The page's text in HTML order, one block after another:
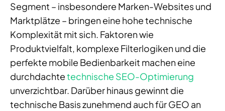
Segment – insbesondere Marken-Websites und
Marktplätze – bringen eine hohe technische
Komplexität mit sich. Faktoren wie
Produktvielfalt, komplexe Filterlogiken und die
perfekte mobile Bedienbarkeit machen eine
durchdachtetechnische SEO-Optimierung
unverzichtbar. Darüber hinaus gewinnt die
technische Basis zunehmend auch für GEO an